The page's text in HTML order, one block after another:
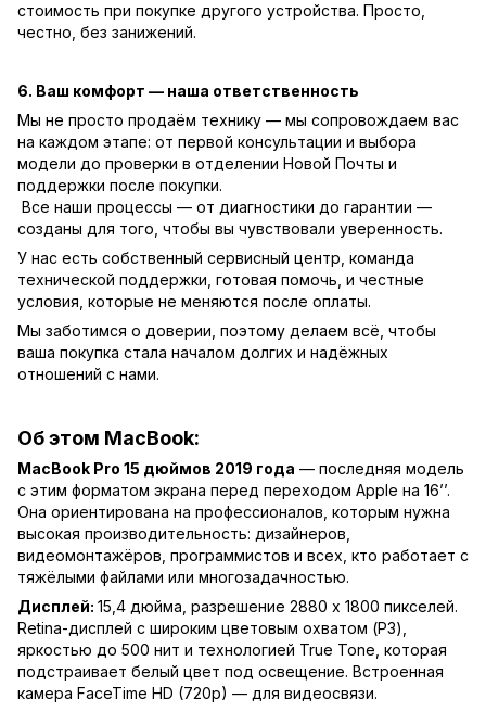
стоимость при покупке другого устройства. Просто,
честно, без занижений.
6. Ваш комфорт — наша ответственность
Мы не просто продаём технику — мы сопровождаем вас
на каждом этапе: от первой консультации и выбора
модели до проверки в отделении Новой Почты и
поддержки после покупки.
Все наши процессы — от диагностики до гарантии —
созданы для того, чтобы вы чувствовали уверенность.
У нас есть собственный сервисный центр, команда
технической поддержки, готовая помочь, и честные
условия, которые не меняются после оплаты.
Мы заботимся о доверии, поэтому делаем всё, чтобы
ваша покупка стала началом долгих и надёжных
отношений с нами.
Об этом MacBook:
MacBook Pro 15 дюймов 2019 года — последняя модель
с этим форматом экрана перед переходом Apple на 16’’.
Она ориентирована на профессионалов, которым нужна
высокая производительность: дизайнеров,
видеомонтажёров, программистов и всех, кто работает с
тяжёлыми файлами или многозадачностью.
Дисплей: 15,4 дюйма, разрешение 2880 x 1800 пикселей.
Retina-дисплей с широким цветовым охватом (P3),
яркостью до 500 нит и технологией True Tone, которая
подстраивает белый цвет под освещение. Встроенная
камера FaceTime HD (720p) — для видеосвязи.